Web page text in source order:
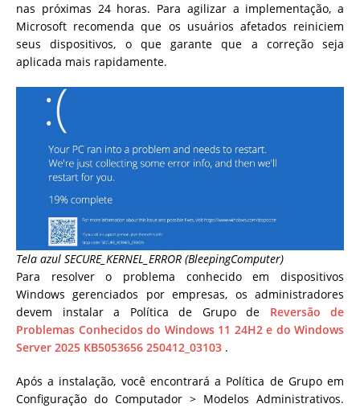
nas próximas 24 horas. Para agilizar a implementação, a
Microsoft recomenda que os usuários afetados reiniciem
seus dispositivos, o que garante que a correção seja
aplicada mais rapidamente.
Tela azul SECURE_KERNEL_ERROR (BleepingComputer)
Para resolver o problema conhecido em dispositivos
Windows gerenciados por empresas, os administradores
devem instalar a Política de Grupo de Reversão de
Problemas Conhecidos do Windows 11 24H2 e do Windows
Server 2025 KB5053656 250412_03103 .
Após a instalação, você encontrará a Política de Grupo em
Configuração do Computador > Modelos Administrativos.